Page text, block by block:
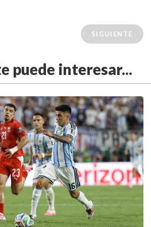
SIGUIENTE
puede interesar...